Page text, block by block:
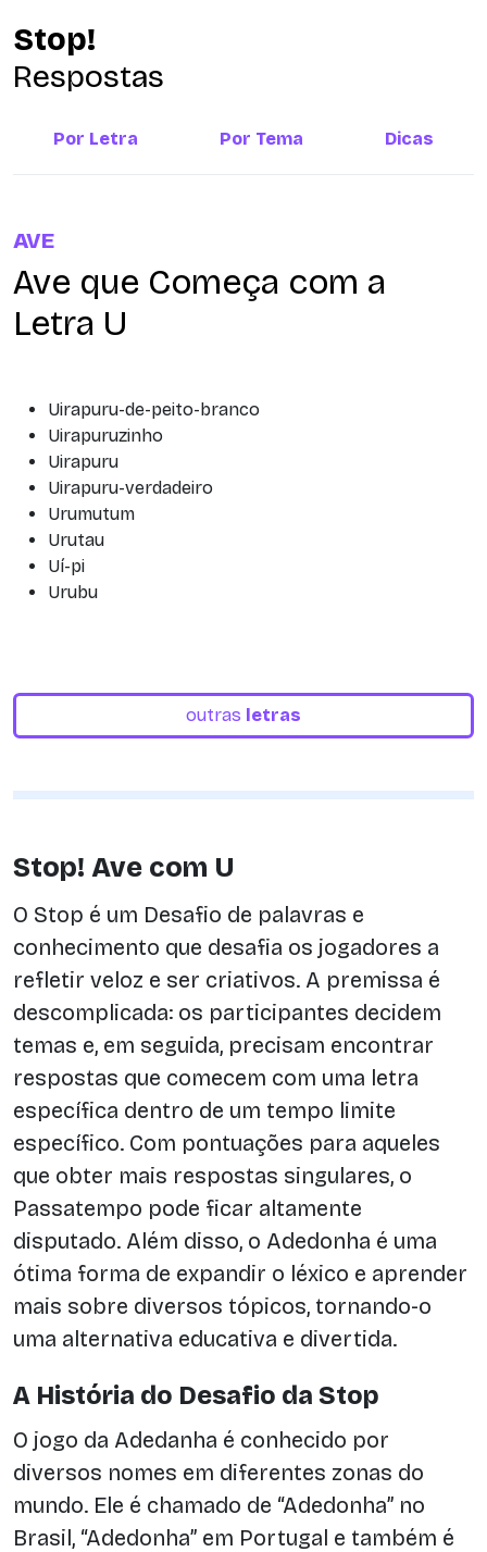
Stop!
Respostas
Por Letra Por Tema Dicas
AVE
Ave que Começa com a
Letra U
Uirapuru-de-peito-branco
Uirapuruzinho
Uirapuru
Uirapuru-verdadeiro
Urumutum
Urutau
Uí-pi
Urubu
outras letras
Stop! Ave com U
O Stop é um Desafio de palavras e
conhecimento que desafia os jogadores a
refletir veloz e ser criativos. A premissa é
descomplicada: os participantes decidem
temas e, em seguida, precisam encontrar
respostas que comecem com uma letra
específica dentro de um tempo limite
específico. Com pontuações para aqueles
que obter mais respostas singulares, o
Passatempo pode ficar altamente
disputado. Além disso, o Adedonha é uma
ótima forma de expandir o léxico e aprender
mais sobre diversos tópicos, tornando-o
uma alternativa educativa e divertida.
A História do Desafio da Stop
O jogo da Adedanha é conhecido por
diversos nomes em diferentes zonas do
mundo. Ele é chamado de “Adedonha” no
Brasil, “Adedonha” em Portugal e também é